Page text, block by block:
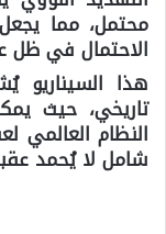
محتمل، مما
الاحتمال في ظل
هذا
تاريخي، حيث
النظام العالمي
شامل لا يُحمد